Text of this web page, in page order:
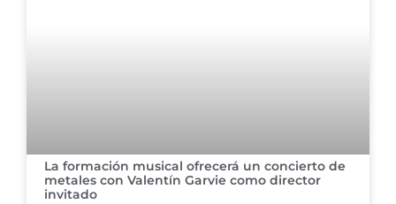
​La formación musical ofrecerá un concierto de
metales con Valentín Garvie como director
invitado ​